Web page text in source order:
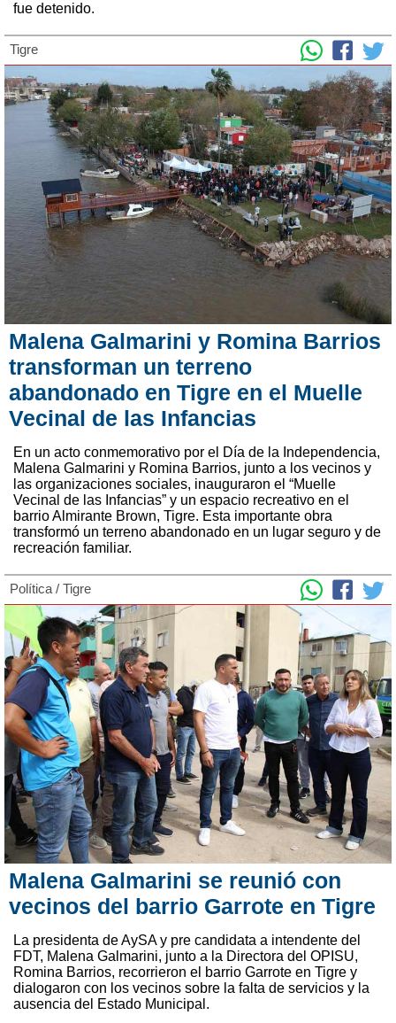
fue detenido.
Tigre
Malena Galmarini y Romina Barrios
transforman un terreno
abandonado en Tigre en el Muelle
Vecinal de las Infancias
En un acto conmemorativo por el Día de la Independencia,
Malena Galmarini y Romina Barrios, junto a los vecinos y
las organizaciones sociales, inauguraron el “Muelle
Vecinal de las Infancias” y un espacio recreativo en el
barrio Almirante Brown, Tigre. Esta importante obra
transformó un terreno abandonado en un lugar seguro y de
recreación familiar.
Política / Tigre
Malena Galmarini se reunió con
vecinos del barrio Garrote en Tigre
La presidenta de AySA y pre candidata a intendente del
FDT, Malena Galmarini, junto a la Directora del OPISU,
Romina Barrios, recorrieron el barrio Garrote en Tigre y
dialogaron con los vecinos sobre la falta de servicios y la
ausencia del Estado Municipal.